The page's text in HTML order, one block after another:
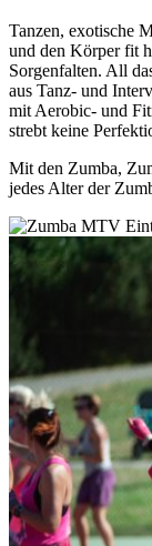
Tanzen, exotische
und den Körper fit
Sorgenfalten. All
aus Tanz- und
mit Aerobic- und
strebt keine
Mit den Zumba,
jedes Alter der